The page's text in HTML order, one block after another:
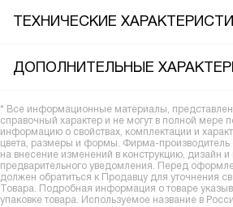
ТЕХНИЧЕСКИЕ
ДОПОЛНИТЕЛЬНЫЕ
* Все информационные материалы,
справочный характер и не могут в полной мере
информацию о свойствах, комплектации и
цвета, размеры и формы. Фирма-производитель
на внесение изменений в конструкцию, дизайн
предварительного уведомления. Перед
должен обратиться к Продавцу для уточнения
Товара. Подробная информация о товаре
упаковке товара. Используемое название в